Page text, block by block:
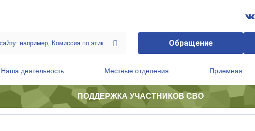
Обращение
Наша деятельность Местные отделения Приемная
ПОДДЕРЖКА УЧАСТНИКОВ СВО